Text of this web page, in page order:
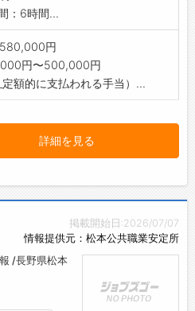
：6時間...
円
円〜500,000円
定額的に支払われる手当）...
詳細を見る
掲載開始日:2026/07/07
情報提供元：松本公共職業安定所
/長野県松本